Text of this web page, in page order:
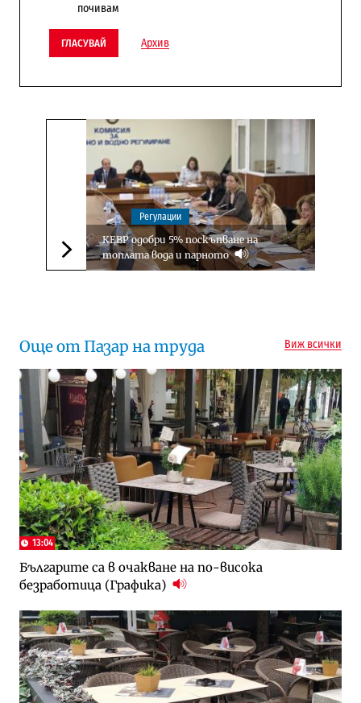
почивам
ГЛАСУВАЙ Архив
Следваща новина
Регулации
КЕВР одобри 5% поскъпване на
топлата вода и парното
Още от Пазар на труда Виж всички
13:04
Българите са в очакване на по-висока
безработица (Графика)